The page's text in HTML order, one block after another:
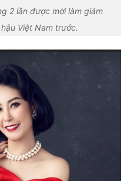
2 lần được mời làm giám
Việt Nam trước.